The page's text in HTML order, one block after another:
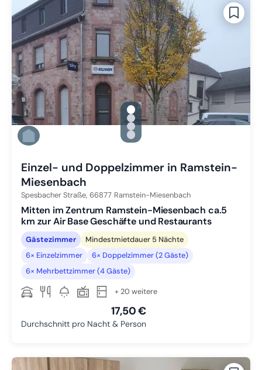
gallery.slide_selector
Zu Slide 1 wechseln
Zu Slide 2 wechseln
Zu Slide 3 wechseln
Zu Slide 4 wechseln
Einzel- und Doppelzimmer in Ramstein-
Miesenbach
Spesbacher Straße, 66877 Ramstein-Miesenbach
Mitten im Zentrum Ramstein-Miesenbach ca.5
km zur Air Base Geschäfte und Restaurants
Gästezimmer
Mindestmietdauer 5 Nächte
6× Einzelzimmer
6× Doppelzimmer (2 Gäste)
6× Mehrbettzimmer (4 Gäste)
+ 20 weitere
17,50 €
Durchschnitt pro Nacht & Person